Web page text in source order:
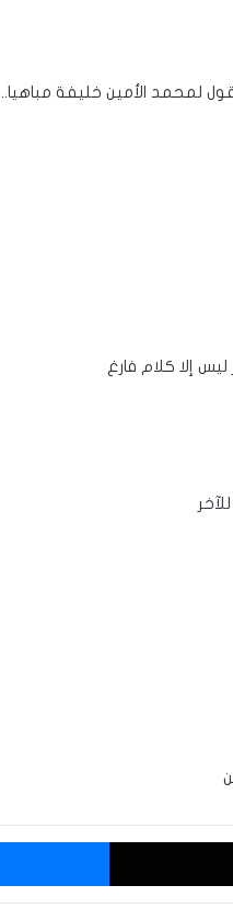
لمحمد الأمين خليفة مباهيا..
إلا كلام فارغ
‫X